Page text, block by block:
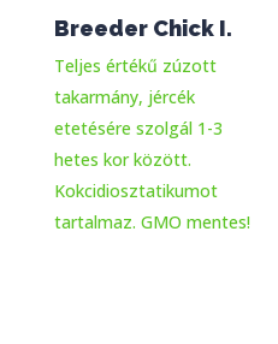
Breeder Chick I.
Teljes értékű zúzott
takarmány, jércék
etetésére szolgál 1-3
hetes kor között.
Kokcidiosztatikumot
tartalmaz. GMO mentes!